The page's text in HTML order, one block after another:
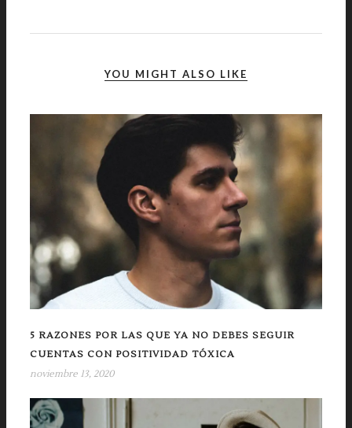
YOU MIGHT ALSO LIKE
5 RAZONES POR LAS QUE YA NO DEBES SEGUIR
CUENTAS CON POSITIVIDAD TÓXICA
noviembre 13, 2020